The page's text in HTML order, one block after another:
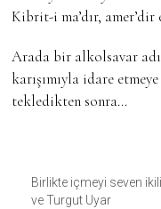
Kibrit-i ma’dır,
Arada bir alkolsavar
karışımıyla idare
tekledikten sonra…
Birlikte içmeyi seven
ve Turgut Uyar